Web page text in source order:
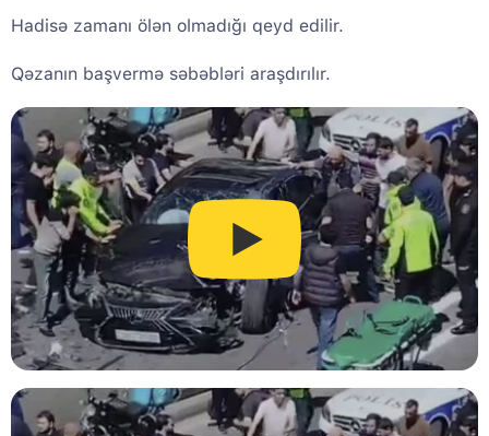
Hadisə zamanı ölən olmadığı qeyd edilir.
Qəzanın başvermə səbəbləri araşdırılır.